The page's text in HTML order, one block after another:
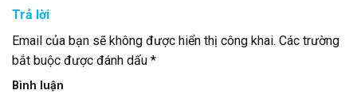
Trả lời
Email của bạn sẽ không được hiển thị công khai. Các trường
bắt buộc được đánh dấu *
Bình luận